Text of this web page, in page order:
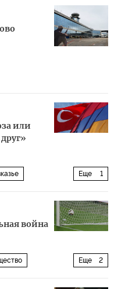
или
Еще 1
война
Еще 2